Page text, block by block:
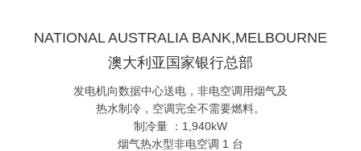
NATIONAL AUSTRALIA BANK,MELBOURNE
澳大利亚国家银行总部
发电机向数据中心送电，非电空调用烟气及
热水制冷，空调完全不需要燃料。
制冷量 ：1,940kW
烟气热水型非电空调 1 台